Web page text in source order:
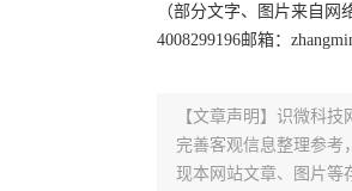
（部分文字、图片来自
4008299196邮箱：
【文章声明】识微科
完善客观信息整理参考
现本网站文章、图片等